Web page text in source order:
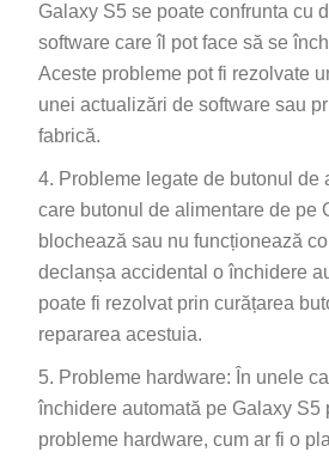
Galaxy S5 se poate confrunta cu
software care îl pot face să se
Aceste probleme pot fi rezolvate
unei actualizări de software sau
fabrică.
Probleme legate de butonul de
care butonul de alimentare de pe
blochează sau nu funcționează
declanșa accidental o închidere
poate fi rezolvat prin curățarea
repararea acestuia.
Probleme hardware: În unele
închidere automată pe Galaxy S5
probleme hardware, cum ar fi o